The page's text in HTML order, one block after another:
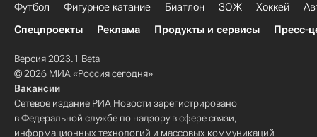
Футбол Фигурное катание Биатлон ЗОЖ Хоккей
Спецпроекты
Реклама Продукты и сервисы Пресс-
Версия 2023.1 Beta
© 2026 МИА «Россия сегодня»
Вакансии
Сетевое издание РИА Новости зарегистрировано
в Федеральной службе по надзору в сфере связи,
информационных технологий и массовых коммуникаций